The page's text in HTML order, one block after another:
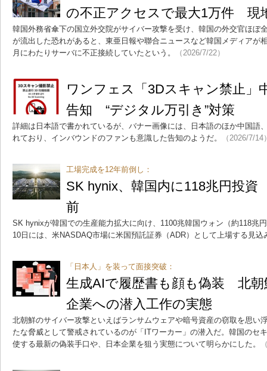
の不正アクセスで最大1万件 現
韓国外務省傘下の国立外交院がサイバー攻撃を受け、韓国の外交官ほぼ
が流出した恐れがあると、東亜日報や聯合ニュースなど韓国メディアが
月にわたりサーバに不正接続していたという。
（2026/7/22）
ワンフェス「3Dスキャン禁止」
告知 “デジタル万引き”対策
詳細は日本語で書かれているが、バナー画像には、日本語のほか中国語
れており、インバウンドのファンも意識した告知のようだ。
（2026/7/14
工場完成を12年前倒し：
SK hynix、韓国内に118兆円投
前
SK hynixが韓国での生産能力拡大に向け、1100兆韓国ウォン（約118兆
10日には、米NASDAQ市場に米国預託証券（ADR）として上場する見込
「日本人」を装って面接突破：
生成AIで履歴書も顔も偽装 北朝
企業への潜入工作の実態
北朝鮮のサイバー攻撃といえばランサムウェアや暗号資産の窃取を思い
たな脅威として警戒されているのが「ITワーカー」の潜入だ。韓国のセ
使する最新の偽装手口や、日本企業を狙う実態について明らかにした。